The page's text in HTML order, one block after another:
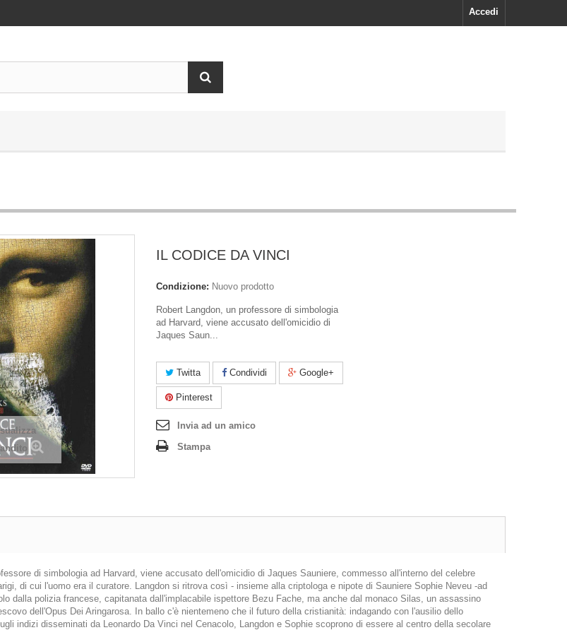
Accedi
IL CODICE DA VINCI
Condizione: Nuovo prodotto
Robert Langdon, un professore di simbologia
ad Harvard, viene accusato dell'omicidio di
Jaques Saun...
Twitta Condividi Google+
Pinterest
Invia ad un amico
Stampa
di simbologia ad Harvard, viene accusato dell'omicidio di Jaques Sauniere, commesso all'interno del celebre
di cui l'uomo era il curatore. Langdon si ritrova così - insieme alla criptologa e nipote di Sauniere Sophie Neveu -ad
dalla polizia francese, capitanata dall'implacabile ispettore Bezu Fache, ma anche dal monaco Silas, un assassino
dell'Opus Dei Aringarosa. In ballo c'è nientemeno che il futuro della cristianità: indagando con l'ausilio dello
indizi disseminati da Leonardo Da Vinci nel Cenacolo, Langdon e Sophie scoprono di essere al centro della secolare